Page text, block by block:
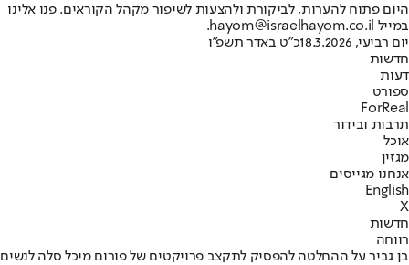
היום פתוח להערות, לביקורת ולהצעות לשיפור מקהל הקוראים. פנו אלינו
במייל hayom@israelhayom.co.il.
יום רביעי, 18.3.2026
כ"ט באדר תשפ"ו
חדשות
דעות
ספורט
ForReal
תרבות ובידור
אוכל
מגזין
אנחנו מגייסים
English
X
חדשות
רווחה
בן גביר על ההחלטה להפסיק לתקצב פרויקטים של פורום מיכל סלה לנשים